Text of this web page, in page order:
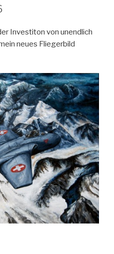
Investiton von unendlich
neues Fliegerbild